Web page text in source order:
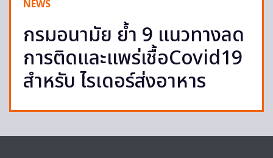
NEWS
กรมอนามัย ย้ำ 9 แนวทางลด
การติดและแพร่เชื้อCovid19
สำหรับ ไรเดอร์ส่งอาหาร